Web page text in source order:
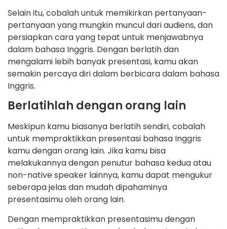
Selain itu, cobalah untuk memikirkan pertanyaan-
pertanyaan yang mungkin muncul dari audiens, dan
persiapkan cara yang tepat untuk menjawabnya
dalam bahasa Inggris. Dengan berlatih dan
mengalami lebih banyak presentasi, kamu akan
semakin percaya diri dalam berbicara dalam bahasa
Inggris.
Berlatihlah dengan orang lain
Meskipun kamu biasanya berlatih sendiri, cobalah
untuk mempraktikkan presentasi bahasa Inggris
kamu dengan orang lain. Jika kamu bisa
melakukannya dengan penutur bahasa kedua atau
non-native speaker lainnya, kamu dapat mengukur
seberapa jelas dan mudah dipahaminya
presentasimu oleh orang lain.
Dengan mempraktikkan presentasimu dengan